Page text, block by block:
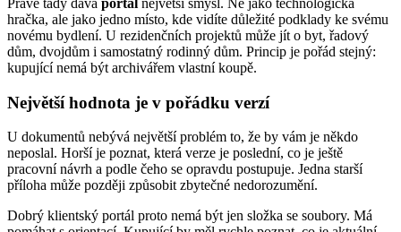
hračka, ale jako jedno místo, kde vidíte důležité podklady ke svému
novému bydlení. U rezidenčních projektů může jít o byt, řadový
dům, dvojdům i samostatný rodinný dům. Princip je pořád stejný:
kupující nemá být archivářem vlastní koupě.
Největší hodnota je v pořádku verzí
U dokumentů nebývá největší problém to, že by vám je někdo
neposlal. Horší je poznat, která verze je poslední, co je ještě
pracovní návrh a podle čeho se opravdu postupuje. Jedna starší
příloha může později způsobit zbytečné nedorozumění.
Dobrý klientský portál proto nemá být jen složka se soubory. Má